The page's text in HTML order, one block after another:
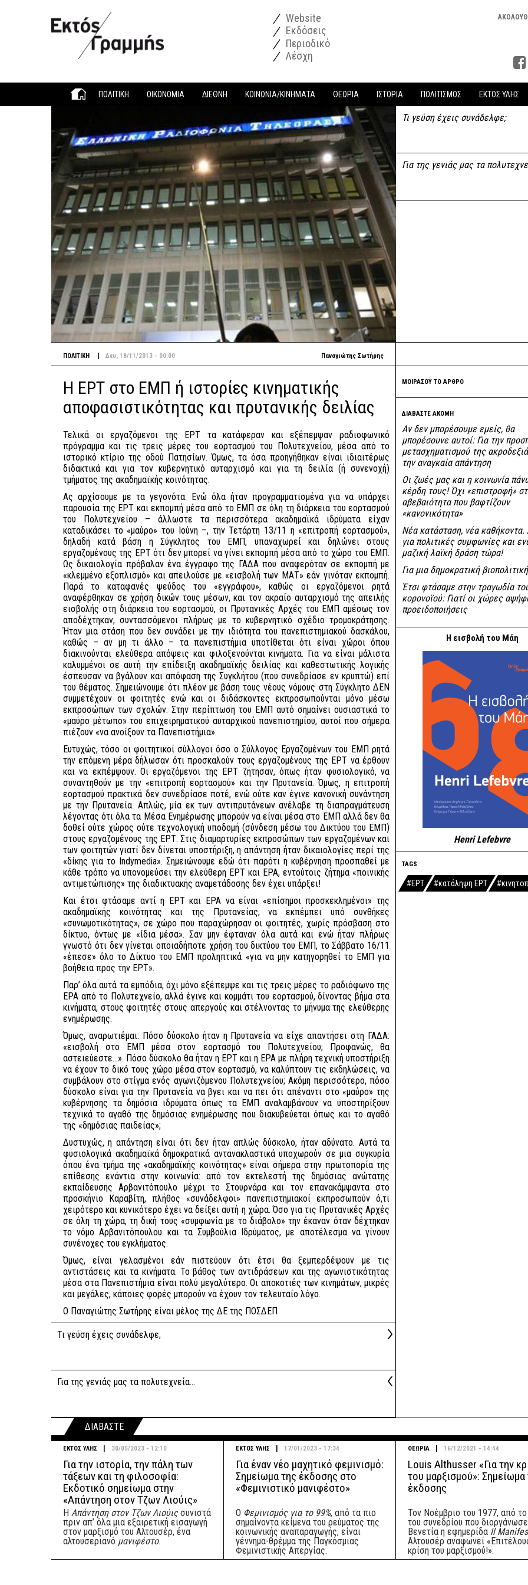
Website
Εκδόσεις
Περιοδικό
Λέσχη
ΠΟΛΙΤΙΚΗ ΟΙΚΟΝΟΜΙΑ ΔΙΕΘΝΗ ΚΟΙΝΩΝΙΑ/ΚΙΝΗΜΑΤΑ ΘΕΩΡΙΑ ΙΣΤΟΡΙΑ ΠΟΛΙΤΙΣΜΟΣ ΕΚΤΟΣ ΥΛΗΣ
Τι γεύση έχεις συνάδελφε;
Για της γενιάς μας τα
ΠΟΛΙΤΙΚΗ Δευ, 18/11/2013 - 00:00 Παναγιώτης Σωτήρης
Η ΕΡΤ στο ΕΜΠ ή ιστορίες κινηματικής
αποφασιστικότητας και πρυτανικής δειλίας
Τελικά οι εργαζόμενοι της ΕΡΤ τα κατάφεραν και εξέπεμψαν ραδιοφωνικό
πρόγραμμα και τις τρεις μέρες του εορτασμού του Πολυτεχνείου, μέσα από το
ιστορικό κτίριο της οδού Πατησίων. Όμως, τα όσα προηγήθηκαν είναι ιδιαιτέρως
διδακτικά και για τον κυβερνητικό αυταρχισμό και για τη δειλία (ή συνενοχή)
τμήματος της ακαδημαϊκής κοινότητας.
Ας αρχίσουμε με τα γεγονότα. Ενώ όλα ήταν προγραμματισμένα για να υπάρχει
παρουσία της ΕΡΤ και εκπομπή μέσα από το ΕΜΠ σε όλη τη διάρκεια του εορτασμού
του Πολυτεχνείου – άλλωστε τα περισσότερα ακαδημαϊκά ιδρύματα είχαν
καταδικάσει το «μαύρο» του Ιούνη –, την Τετάρτη 13/11 η «επιτροπή εορτασμού»,
δηλαδή κατά βάση η Σύγκλητος του ΕΜΠ, υπαναχωρεί και δηλώνει στους
εργαζομένους της ΕΡΤ ότι δεν μπορεί να γίνει εκπομπή μέσα από το χώρο του ΕΜΠ.
Ως δικαιολογία πρόβαλαν ένα έγγραφο της ΓΑΔΑ που αναφερόταν σε εκπομπή με
«κλεμμένο εξοπλισμό» και απειλούσε με «εισβολή των ΜΑΤ» εάν γινόταν εκπομπή.
Παρά το καταφανές ψεύδος του «εγγράφου», καθώς οι εργαζόμενοι ρητά
αναφέρθηκαν σε χρήση δικών τους μέσων, και τον ακραίο αυταρχισμό της απειλής
εισβολής στη διάρκεια του εορτασμού, οι Πρυτανικές Αρχές του ΕΜΠ αμέσως τον
αποδέχτηκαν, συντασσόμενοι πλήρως με το κυβερνητικό σχέδιο τρομοκράτησης.
Ήταν μια στάση που δεν συνάδει με την ιδιότητα του πανεπιστημιακού δασκάλου,
καθώς – αν μη τι άλλο – τα πανεπιστήμια υποτίθεται ότι είναι χώροι όπου
διακινούνται ελεύθερα απόψεις και φιλοξενούνται κινήματα. Για να είναι μάλιστα
καλυμμένοι σε αυτή την επίδειξη ακαδημαϊκής δειλίας και καθεστωτικής λογικής
έσπευσαν να βγάλουν και απόφαση της Συγκλήτου (που συνεδρίασε εν κρυπτώ) επί
του θέματος. Σημειώνουμε ότι πλέον με βάση τους νέους νόμους στη Σύγκλητο ΔΕΝ
συμμετέχουν οι φοιτητές ενώ και οι διδάσκοντες εκπροσωπούνται μόνο μέσω
εκπροσώπων των σχολών. Στην περίπτωση του ΕΜΠ αυτό σημαίνει ουσιαστικά το
«μαύρο μέτωπο» του επιχειρηματικού αυταρχικού πανεπιστημίου, αυτοί που σήμερα
πιέζουν «να ανοίξουν τα Πανεπιστήμια».
Ευτυχώς, τόσο οι φοιτητικοί σύλλογοι όσο ο Σύλλογος Εργαζομένων του ΕΜΠ ρητά
την επόμενη μέρα δήλωσαν ότι προσκαλούν τους εργαζομένους της ΕΡΤ να έρθουν
και να εκπέμψουν. Οι εργαζόμενοι της ΕΡΤ ζήτησαν, όπως ήταν φυσιολογικό, να
συναντηθούν με την «επιτροπή εορτασμού» και την Πρυτανεία. Όμως, η επιτροπή
εορτασμού πρακτικά δεν συνεδρίασε ποτέ, ενώ ούτε καν έγινε κανονική συνάντηση
με την Πρυτανεία. Απλώς, μία εκ των αντιπρυτάνεων ανέλαβε τη διαπραγμάτευση
λέγοντας ότι όλα τα Μέσα Ενημέρωσης μπορούν να είναι μέσα στο ΕΜΠ αλλά δεν θα
δοθεί ούτε χώρος ούτε τεχνολογική υποδομή (σύνδεση μέσω του Δικτύου του ΕΜΠ)
στους εργαζομένους της ΕΡΤ. Στις διαμαρτυρίες εκπροσώπων των εργαζομένων και
των φοιτητών γιατί δεν δίνεται υποστήριξη, η απάντηση ήταν δικαιολογίες περί της
«δίκης για το Indymedia». Σημειώνουμε εδώ ότι παρότι η κυβέρνηση προσπαθεί με
κάθε τρόπο να υπονομεύσει την ελεύθερη ΕΡΤ και ΕΡΑ, εντούτοις ζήτημα «ποινικής
αντιμετώπισης» της διαδικτυακής αναμετάδοσης δεν έχει υπάρξει!
Και έτσι φτάσαμε αντί η ΕΡΤ και ΕΡΑ να είναι «επίσημοι προσκεκλημένοι» της
ακαδημαϊκής κοινότητας και της Πρυτανείας, να εκπέμπει υπό συνθήκες
«συνωμοτικότητας», σε χώρο που παραχώρησαν οι φοιτητές, χωρίς πρόσβαση στο
δίκτυο, όντως με «ίδια μέσα». Σαν μην έφταναν όλα αυτά και ενώ ήταν πλήρως
γνωστό ότι δεν γίνεται οποιαδήποτε χρήση του δικτύου του ΕΜΠ, το Σάββατο 16/11
«έπεσε» όλο το Δίκτυο του ΕΜΠ προληπτικά «για να μην κατηγορηθεί το ΕΜΠ για
βοήθεια προς την ΕΡΤ».
Παρ’ όλα αυτά τα εμπόδια, όχι μόνο εξέπεμψε και τις τρεις μέρες το ραδιόφωνο της
ΕΡΑ από το Πολυτεχνείο, αλλά έγινε και κομμάτι του εορτασμού, δίνοντας βήμα στα
κινήματα, στους φοιτητές στους απεργούς και στέλνοντας το μήνυμα της ελεύθερης
ενημέρωσης.
Όμως, αναρωτιέμαι: Πόσο δύσκολο ήταν η Πρυτανεία να είχε απαντήσει στη ΓΑΔΑ:
«εισβολή στο ΕΜΠ μέσα στον εορτασμό του Πολυτεχνείου; Προφανώς, θα
αστειεύεστε…». Πόσο δύσκολο θα ήταν η ΕΡΤ και η ΕΡΑ με πλήρη τεχνική υποστήριξη
να έχουν το δικό τους χώρο μέσα στον εορτασμό, να καλύπτουν τις εκδηλώσεις, να
συμβάλουν στο στίγμα ενός αγωνιζόμενου Πολυτεχνείου; Ακόμη περισσότερο, πόσο
δύσκολο είναι για την Πρυτανεία να βγει και να πει ότι απέναντι στο «μαύρο» της
κυβέρνησης τα δημόσια ιδρύματα όπως τα ΕΜΠ αναλαμβάνουν να υποστηρίξουν
τεχνικά το αγαθό της δημόσιας ενημέρωσης που διακυβεύεται όπως και το αγαθό
της «δημόσιας παιδείας»;
Δυστυχώς, η απάντηση είναι ότι δεν ήταν απλώς δύσκολο, ήταν αδύνατο. Αυτά τα
φυσιολογικά ακαδημαϊκά δημοκρατικά αντανακλαστικά υποχωρούν σε μια συγκυρία
όπου ένα τμήμα της «ακαδημαϊκής κοινότητας» είναι σήμερα στην πρωτοπορία της
επίθεσης ενάντια στην κοινωνία: από τον εκτελεστή της δημόσιας ανώτατης
εκπαίδευσης Αρβανιτόπουλο μέχρι το Στουρνάρα και τον επανακάμψαντα στο
προσκήνιο Καραβίτη, πλήθος «συνάδελφοι» πανεπιστημιακοί εκπροσωπούν ό,τι
χειρότερο και κυνικότερο έχει να δείξει αυτή η χώρα. Όσο για τις Πρυτανικές Αρχές
σε όλη τη χώρα, τη δική τους «συμφωνία με το διάβολο» την έκαναν όταν δέχτηκαν
το νόμο Αρβανιτόπουλου και τα Συμβούλια Ιδρύματος, με αποτέλεσμα να γίνουν
συνένοχες του εγκλήματος.
Όμως, είναι γελασμένοι εάν πιστεύουν ότι έτσι θα ξεμπερδέψουν με τις
αντιστάσεις και τα κινήματα. Το βάθος των αντιδράσεων και της αγωνιστικότητας
μέσα στα Πανεπιστήμια είναι πολύ μεγαλύτερο. Οι αποκοτιές των κινημάτων, μικρές
και μεγάλες, κάποιες φορές μπορούν να έχουν τον τελευταίο λόγο.
Ο Παναγιώτης Σωτήρης είναι μέλος της ΔΕ της ΠΟΣΔΕΠ
Τι γεύση έχεις συνάδελφε;
Για της γενιάς μας τα πολυτεχνεία...
ΜΟΙΡΑΣΟΥ ΤΟ ΑΡΘΡΟ
ΔΙΑΒΑΣΤΕ ΑΚΟΜΗ
Αν δεν μπορέσουμε εμείς, θα
μπορέσουνε αυτοί: Για την
μετασχηματισμού της
την αναγκαία απάντηση
Οι ζωές μας και η κοινωνία
κέρδη τους! Όχι «επιστροφή»
αβεβαιότητα που βαφτίζουν
«κανονικότητα»
Νέα κατάσταση, νέα καθήκοντα.
για πολιτικές συμφωνίες και
μαζική λαϊκή δράση τώρα!
Για μια δημοκρατική βιοπολιτική
Έτσι φτάσαμε στην τραγωδία
κορονοϊού: Γιατί οι χώρες
προειδοποιήσεις
Η εισβολή του Μάη
Henri Lefebvre
TAGS
#ΕΡΤ #κατάληψη ΕΡΤ
ΔΙΑΒΑΣΤΕ
ΕΚΤΟΣ ΥΛΗΣ 30/05/2023 - 12:10
Για την ιστορία, την πάλη των
τάξεων και τη φιλοσοφία:
Εκδοτικό σημείωμα στην
«Απάντηση στον Τζων Λιούις»
Η Απάντηση στον Τζων Λιούιςσυνιστά
πριν απ’ όλα μια εξαιρετική εισαγωγή
στον μαρξισμό του Αλτουσέρ, ένα
αλτουσεριανό μανιφέστο.
ΕΚΤΟΣ ΥΛΗΣ 17/01/2023 - 17:34
Για έναν νέο μαχητικό φεμινισμό:
Σημείωμα της έκδοσης στο
«Φεμινιστικό μανιφέστο»
Ο Φεμινισμός για το 99%, από τα πιο
σημαίνοντα κείμενα του ρεύματος της
κοινωνικής αναπαραγωγής, είναι
γέννημα-θρέμμα της Παγκόσμιας
Φεμινιστικής Απεργίας.
ΘΕΩΡΙΑ 16/12/2021 - 14:44
Louis Althusser «Για την
του μαρξισμού»: Σημείωμα
έκδοσης
Τον Νοέμβριο του 1977, από
του συνεδρίου που
Βενετία η εφημερίδα Il
Αλτουσέρ αναφωνεί
κρίση του μαρξισμού!».